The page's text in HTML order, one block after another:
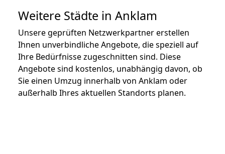
Weitere Städte in Anklam
Unsere geprüften Netzwerkpartner erstellen
Ihnen unverbindliche Angebote, die speziell auf
Ihre Bedürfnisse zugeschnitten sind. Diese
Angebote sind kostenlos, unabhängig davon, ob
Sie einen Umzug innerhalb von Anklam oder
außerhalb Ihres aktuellen Standorts planen.